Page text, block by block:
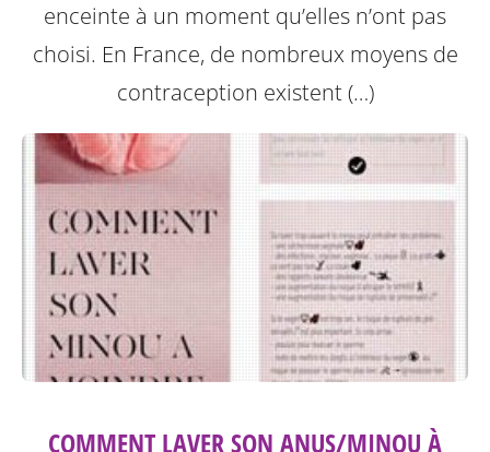
enceinte à un moment qu’elles n’ont pas
choisi. En France, de nombreux moyens de
contraception existent (…)
COMMENT LAVER SON ANUS/MINOU À